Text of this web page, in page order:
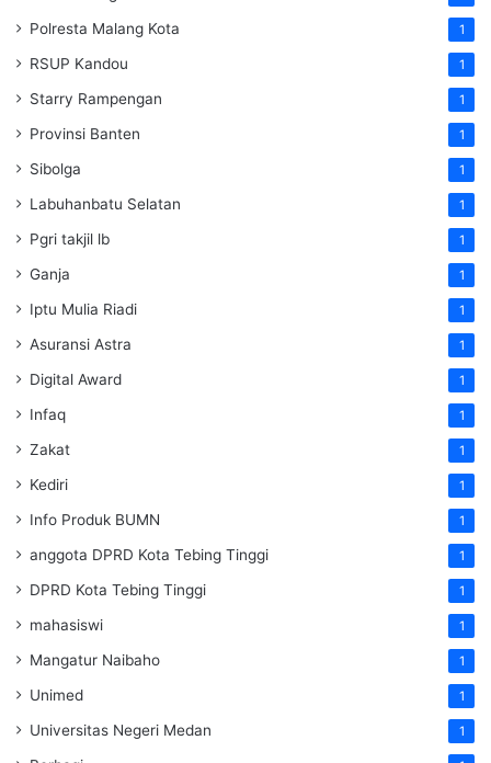
Polresta Malang Kota 1
RSUP Kandou 1
Starry Rampengan 1
Provinsi Banten 1
Sibolga 1
Labuhanbatu Selatan 1
Pgri takjil lb 1
Ganja 1
Iptu Mulia Riadi 1
Asuransi Astra 1
Digital Award 1
Infaq 1
Zakat 1
Kediri 1
Info Produk BUMN 1
anggota DPRD Kota Tebing Tinggi 1
DPRD Kota Tebing Tinggi 1
mahasiswi 1
Mangatur Naibaho 1
Unimed 1
Universitas Negeri Medan 1